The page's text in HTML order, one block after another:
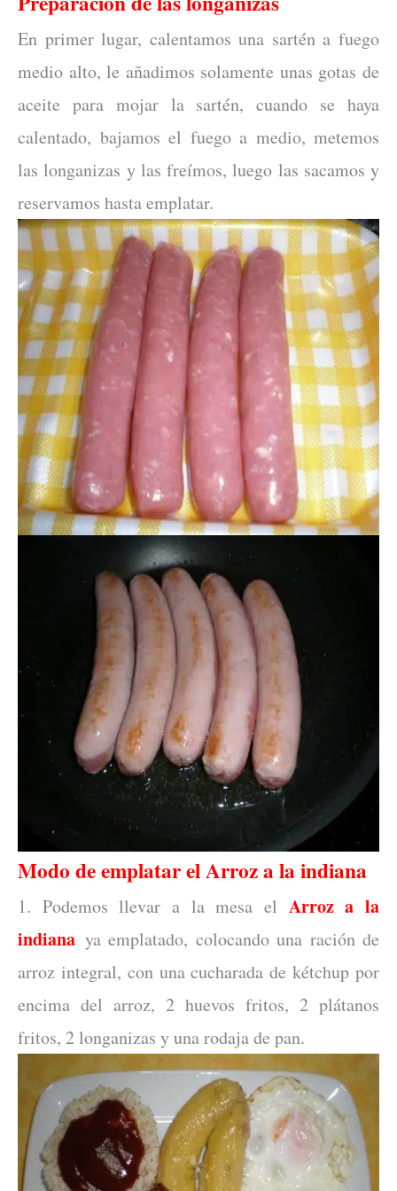
En primer lugar, calentamos una sartén a fuego
medio alto, le añadimos solamente unas gotas de
aceite para mojar la sartén, cuando se haya
calentado, bajamos el fuego a medio, metemos
las longanizas y las freímos, luego las sacamos y
reservamos hasta emplatar.
Modo de emplatar el Arroz a la indiana
1. Podemos llevar a la mesa el Arroz a la
indiana ya emplatado, colocando una ración de
arroz integral, con una cucharada de kétchup por
encima del arroz, 2 huevos fritos, 2 plátanos
fritos, 2 longanizas y una rodaja de pan.